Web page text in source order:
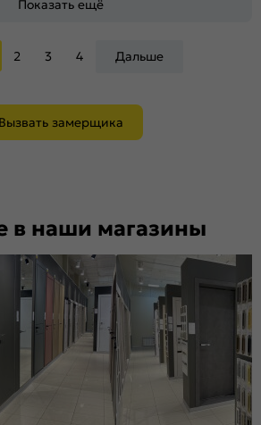
Показать ещё
2 3 4 Дальше
Вызвать замерщика
в наши магазины